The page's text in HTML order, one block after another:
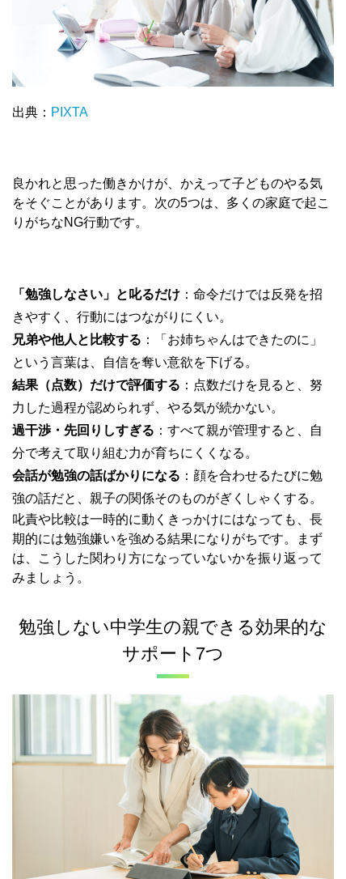
出典： PIXTA
良かれと思った働きかけが、かえって子どものやる気
をそぐことがあります。次の5つは、多くの家庭で起こ
りがちなNG行動です。
「勉強しなさい」と叱るだけ ：命令だけでは反発を招
きやすく、行動にはつながりにくい。
兄弟や他人と比較する ：「お姉ちゃんはできたのに」
という言葉は、自信を奪い意欲を下げる。
結果（点数）だけで評価する ：点数だけを見ると、努
力した過程が認められず、やる気が続かない。
過干渉・先回りしすぎる ：すべて親が管理すると、自
分で考えて取り組む力が育ちにくくなる。
会話が勉強の話ばかりになる ：顔を合わせるたびに勉
強の話だと、親子の関係そのものがぎくしゃくする。
叱責や比較は一時的に動くきっかけにはなっても、長
期的には勉強嫌いを強める結果になりがちです。まず
は、こうした関わり方になっていないかを振り返って
みましょう。
勉強しない中学生の親できる効果的な
サポート7つ